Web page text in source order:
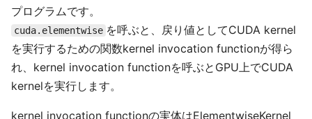
プログラムです。
cuda.elementwise を呼ぶと、戻り値としてCUDA kernel
を実行するための関数kernel invocation functionが得ら
れ、kernel invocation functionを呼ぶとGPU上でCUDA
kernelを実行します。
kernel invocation functionの実体はElementwiseKernel